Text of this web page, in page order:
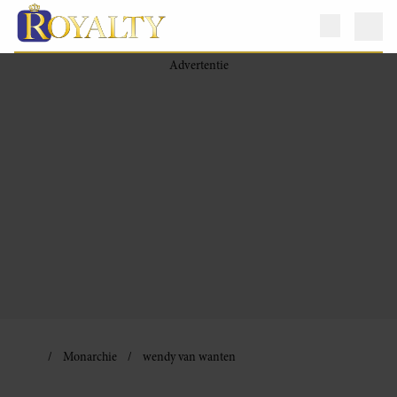
Monarchie wendy van wanten